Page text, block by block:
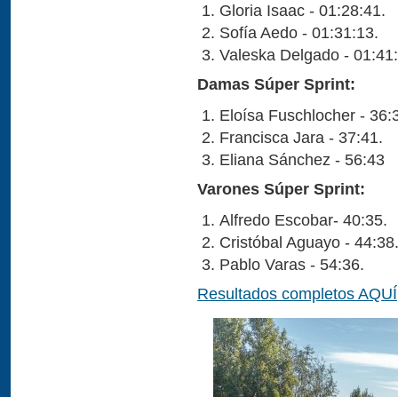
Gloria Isaac - 01:28:41.
Sofía Aedo - 01:31:13.
Valeska Delgado -
Damas Súper Sprint:
Eloísa Fuschlocher -
Francisca Jara - 37:41.
Eliana Sánchez - 56:43
Varones Súper Sprint:
Alfredo Escobar- 40:35.
Cristóbal Aguayo - 44:38.
Pablo Varas - 54:36.
Resultados completos AQUÍ